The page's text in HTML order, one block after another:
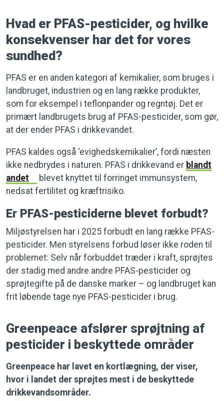
Hvad er PFAS-pesticider, og hvilke
konsekvenser har det for vores
sundhed?
PFAS er en anden kategori af kemikalier, som bruges i
landbruget, industrien og en lang række produkter,
som for eksempel i teflonpander og regntøj. Det er
primært landbrugets brug af PFAS-pesticider, som gør,
at der ender PFAS i drikkevandet.
PFAS kaldes også ‘evighedskemikalier’, fordi næsten
ikke nedbrydes i naturen. PFAS i drikkevand er blandt
andet
blevet knyttet til forringet immunsystem,
nedsat fertilitet og kræftrisiko.
Er PFAS-pesticiderne blevet forbudt?
Miljøstyrelsen har i 2025 forbudt en lang række PFAS-
pesticider. Men styrelsens forbud løser ikke roden til
problemet: Selv når forbuddet træder i kraft, sprøjtes
der stadig med andre andre PFAS-pesticider og
sprøjtegifte på de danske marker – og landbruget kan
frit løbende tage nye PFAS-pesticider i brug.
Greenpeace afslører sprøjtning af
pesticider i beskyttede områder
Greenpeace har lavet en kortlægning, der viser,
hvor i landet der sprøjtes mest i de beskyttede
drikkevandsområder.